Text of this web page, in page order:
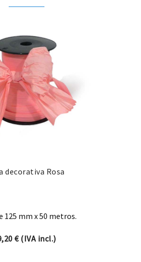
decorativa Rosa
125 mm x 50 metros.
€(IVA incl.)